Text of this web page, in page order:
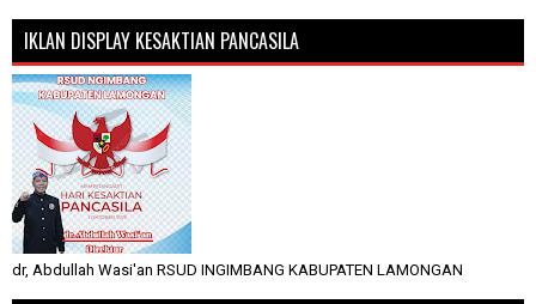
IKLAN DISPLAY KESAKTIAN PANCASILA
dr, Abdullah Wasi'an RSUD INGIMBANG KABUPATEN LAMONGAN